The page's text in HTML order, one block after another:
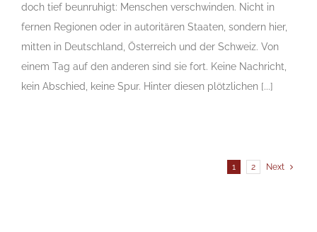
doch tief beunruhigt: Menschen verschwinden. Nicht in
fernen Regionen oder in autoritären Staaten, sondern hier,
mitten in Deutschland, Österreich und der Schweiz. Von
einem Tag auf den anderen sind sie fort. Keine Nachricht,
kein Abschied, keine Spur. Hinter diesen plötzlichen [...]
1 2 Next